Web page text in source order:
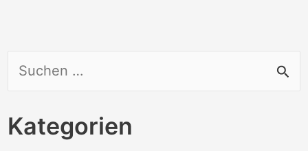
c
Kategorien